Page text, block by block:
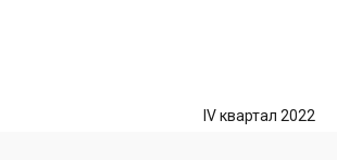
IV квартал 2022